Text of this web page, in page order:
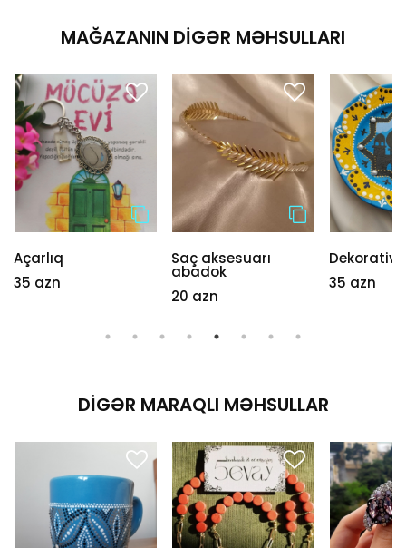
MAĞAZANIN DIGƏR MƏHSULLARI
Açarlıq
35 azn
Saç aksesuarı
abadok
20 azn
Dekorativ
35 azn
DIGƏR MARAQLI MƏHSULLAR